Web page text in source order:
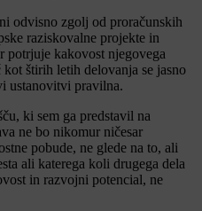
odvisno zgolj od proračunskih
raziskovalne projekte in
potrjuje kakovost njegovega
štirih letih delovanja se jasno
ustanovitvi pravilna.
ki sem ga predstavil na
ne bo nikomur ničesar
pobude, ne glede na to, ali
ali katerega koli drugega dela
in razvojni potencial, ne